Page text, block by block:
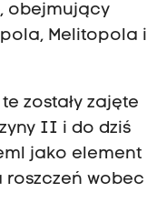
obejmujący
Melitopola i
zostały zajęte
II i do dziś
jako element
wobec